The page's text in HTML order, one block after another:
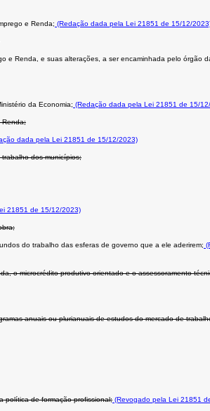
e Renda; (Redação dada pela Lei 21851 de 15/12/
Renda, e suas alterações, a ser encaminhada pelo órgão
da Economia; (Redação dada pela Lei 21851 de 15/
Renda;
dada pela Lei 21851 de 15/12/2023)
dos municípios;
21851 de 15/12/2023)
do trabalho das esferas de governo que a ele aderirem;
o microcrédito produtivo orientado e o assessoramento
anuais ou plurianuais de estudos do mercado de
política de formação profissional; (Revogado pela Lei 21851